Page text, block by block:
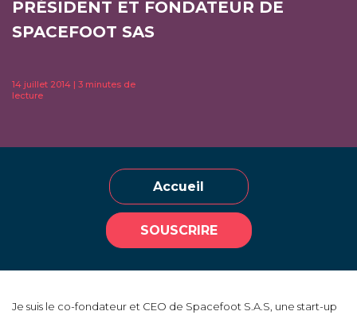
PRÉSIDENT ET FONDATEUR DE
SPACEFOOT SAS
14 juillet 2014 | 3 minutes de
lecture
Accueil
SOUSCRIRE
Je suis le co-fondateur et CEO de Spacefoot S.A.S, une start-up